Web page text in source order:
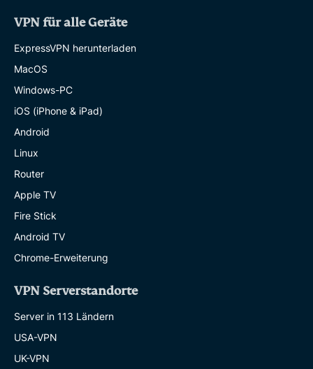
VPN für alle Geräte
ExpressVPN herunterladen
MacOS
Windows-PC
iOS (iPhone & iPad)
Android
Linux
Router
Apple TV
Fire Stick
Android TV
Chrome-Erweiterung
VPN Serverstandorte
Server in 113 Ländern
USA-VPN
UK-VPN